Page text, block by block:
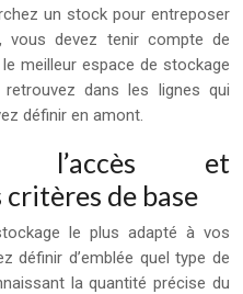
un stock pour entreposer
vous devez tenir compte de
meilleur espace de stockage
dans les lignes qui
définir en amont.
l’accès et
critères de base
le plus adapté à vos
définir d’emblée quel type de
la quantité précise du